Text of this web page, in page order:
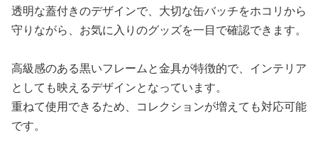
透明な蓋付きのデザインで、大切な缶バッチをホコリから
守りながら、お気に入りのグッズを一目で確認できます。
高級感のある黒いフレームと金具が特徴的で、インテリア
としても映えるデザインとなっています。
重ねて使用できるため、コレクションが増えても対応可能
です。